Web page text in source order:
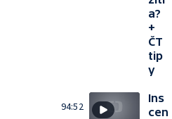
a?
+
ČT
tip
y
94:52
Ins
cen